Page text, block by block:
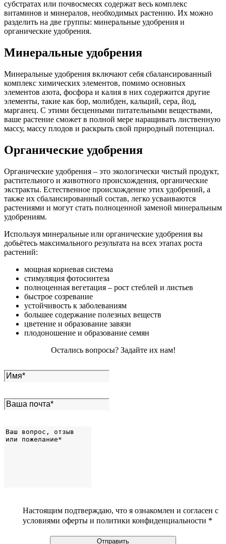
субстратах или почвосмесях содержат весь комплекс
витаминов и минералов, необходимых растению. Их можно
разделить на две группы: минеральные удобрения и
органические удобрения.
Минеральные удобрения
Минеральные удобрения включают себя сбалансированный
комплекс химических элементов, помимо основных
элементов азота, фосфора и калия в них содержится другие
элементы, такие как бор, молибден, кальций, сера, йод,
марганец. С этими бесценными питательными веществами,
ваше растение сможет в полной мере наращивать лиственную
массу, массу плодов и раскрыть свой природный потенциал.
Органические удобрения
Органические удобрения – это экологически чистый продукт,
растительного и животного происхождения, органические
экстракты. Естественное происхождение этих удобрений, а
также их сбалансированный состав, легко усваиваются
растениями и могут стать полноценной заменой минеральным
удобрениям.
Используя минеральные или органические удобрения вы
добьётесь максимального результата на всех этапах роста
растений:
мощная корневая система
стимуляция фотосинтеза
полноценная вегетация – рост стеблей и листьев
быстрое созревание
устойчивость к заболеваниям
большее содержание полезных веществ
цветение и образование завязи
плодоношение и образование семян
Остались вопросы? Задайте их нам!
Настоящим подтверждаю, что я ознакомлен и согласен с
условиями оферты и политики конфиденциальности *
Отправить